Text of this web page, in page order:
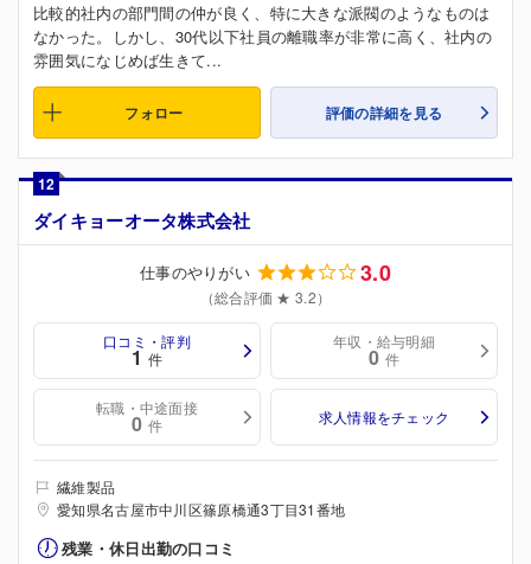
比較的社内の部門間の仲が良く、特に大きな派閥のようなものは
なかった。しかし、30代以下社員の離職率が非常に高く、社内の
雰囲気になじめば生きて...
フォロー 評価の詳細を見る
12
ダイキョーオータ株式会社
仕事のやりがい 3.0
（総合評価 ★ 3.2）
口コミ・評判
1 件
年収・給与明細
0 件
転職・中途面接
0 件 求人情報をチェック
繊維製品
愛知県名古屋市中川区篠原橋通3丁目31番地
残業・休日出勤の口コミ